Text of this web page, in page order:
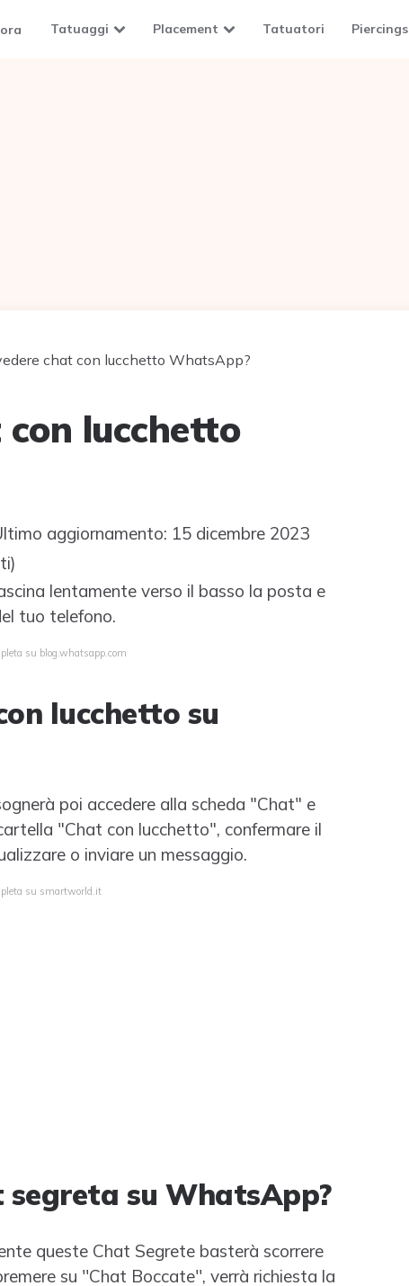
Tatuaggi Placement Tatuatori Piercings
chat con lucchetto WhatsApp?
con lucchetto
aggiornamento: 15 dicembre 2023
)
lentamente verso il basso la posta e
tuo telefono.
su blog.whatsapp.com
lucchetto su
poi accedere alla scheda "Chat" e
"Chat con lucchetto", confermare il
o inviare un messaggio.
su smartworld.it
segreta su WhatsApp?
queste Chat Segrete basterà scorrere
su ''Chat Boccate'', verrà richiesta la